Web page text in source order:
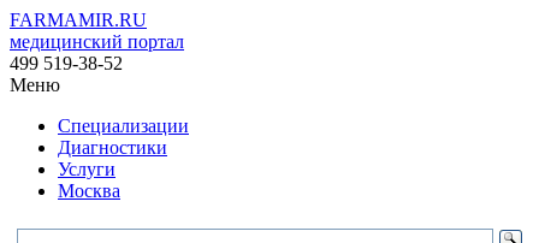
FARMAMIR.RU
медицинский портал
499 519-38-52
Меню
Специализации
Диагностики
Услуги
Москва